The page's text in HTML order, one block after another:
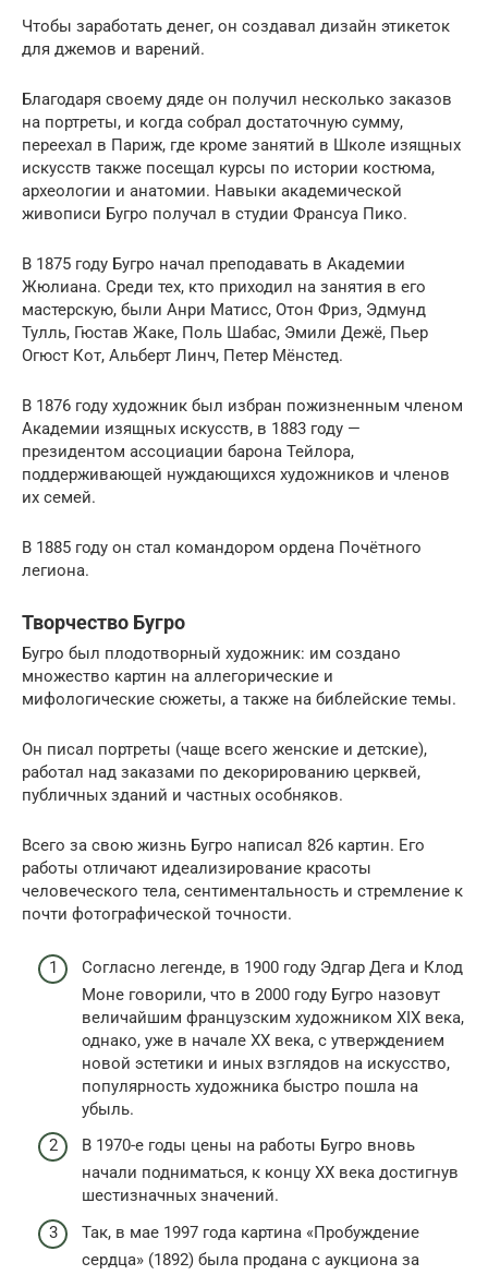
Чтобы заработать денег, он создавал дизайн этикеток
для джемов и варений.
Благодаря своему дяде он получил несколько заказов
на портреты, и когда собрал достаточную сумму,
переехал в Париж, где кроме занятий в Школе изящных
искусств также посещал курсы по истории костюма,
археологии и анатомии. Навыки академической
живописи Бугро получал в студии Франсуа Пико.
В 1875 году Бугро начал преподавать в Академии
Жюлиана. Среди тех, кто приходил на занятия в его
мастерскую, были Анри Матисс, Отон Фриз, Эдмунд
Тулль, Гюстав Жаке, Поль Шабас, Эмили Дежё, Пьер
Огюст Кот, Альберт Линч, Петер Мёнстед.
В 1876 году художник был избран пожизненным членом
Академии изящных искусств, в 1883 году —
президентом ассоциации барона Тейлора,
поддерживающей нуждающихся художников и членов
их семей.
В 1885 году он стал командором ордена Почётного
легиона.
Творчество Бугро
Бугро был плодотворный художник: им создано
множество картин на аллегорические и
мифологические сюжеты, а также на библейские темы.
Он писал портреты (чаще всего женские и детские),
работал над заказами по декорированию церквей,
публичных зданий и частных особняков.
Всего за свою жизнь Бугро написал 826 картин. Его
работы отличают идеализирование красоты
человеческого тела, сентиментальность и стремление к
почти фотографической точности.
Согласно легенде, в 1900 году Эдгар Дега и Клод
Моне говорили, что в 2000 году Бугро назовут
величайшим французским художником XIX века,
однако, уже в начале XX века, с утверждением
новой эстетики и иных взглядов на искусство,
популярность художника быстро пошла на
убыль.
В 1970-е годы цены на работы Бугро вновь
начали подниматься, к концу XX века достигнув
шестизначных значений.
Так, в мае 1997 года картина «Пробуждение
сердца» (1892) была продана с аукциона за